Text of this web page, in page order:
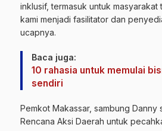
inklusif, termasuk untuk masyarakat
kami menjadi fasilitator dan
ucapnya.
Baca juga:
10 rahasia untuk memulai
sendiri
Pemkot Makassar, sambung Danny
Rencana Aksi Daerah untuk